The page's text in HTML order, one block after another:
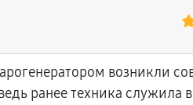
возникли
ранее техника служила